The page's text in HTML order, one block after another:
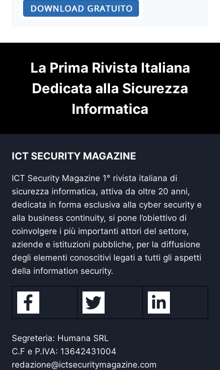
La Prima Rivista Italiana
Dedicata alla Sicurezza
Informatica
ICT SECURITY MAGAZINE
ICT Security Magazine 1° rivista italiana di
sicurezza informatica, attiva da oltre 20 anni,
dedicata in forma esclusiva alla cyber security e
alla business continuity, si pone l’obiettivo di
coinvolgere i più importanti attori del settore,
aziende e istituzioni pubbliche, per la diffusione
degli elementi conoscitivi legati a tutti gli aspetti
della information security.
Segreteria: Humana SRL
C.F e P.IVA: 13642431004
redazione@ictsecuritymagazine.com